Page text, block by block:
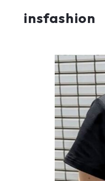
insfashion